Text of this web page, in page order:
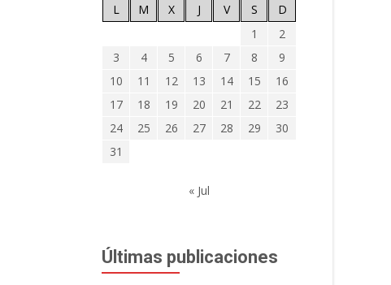
L
M X J V S
D
1
2
3
4 5 6 7 8
9
10
11 12 13 14 15
16
17
18 19 20 21 22
23
24
25 26 27 28 29
30
31
« Jul
Últimas publicaciones